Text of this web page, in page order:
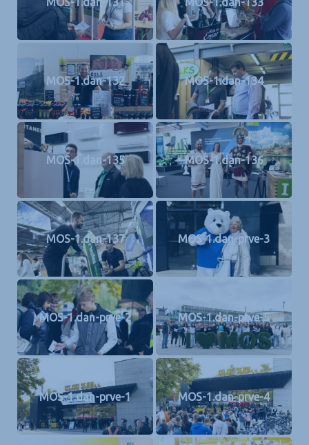
MOS-1.dan-132 MOS-1.dan-134
MOS-1.dan-135 MOS-1.dan-136
MOS-1.dan-137 MOS-1.dan-prve-3
MOS-1.dan-prve-2 MOS-1.dan-prve-5
MOS-1.dan-prve-1 MOS-1.dan-prve-4